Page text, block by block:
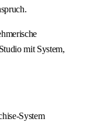
mit System,
System